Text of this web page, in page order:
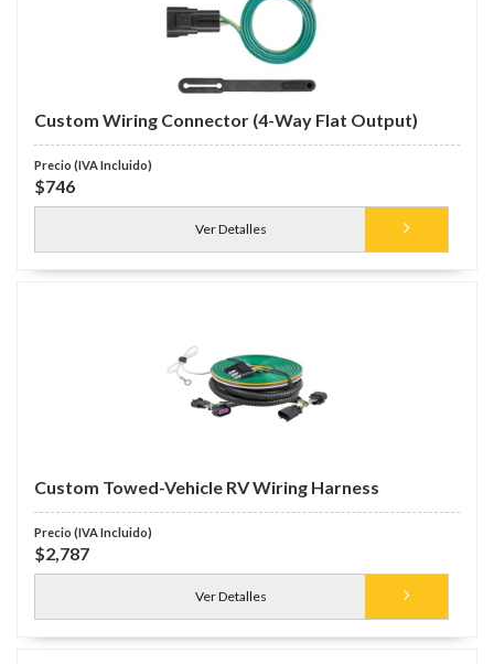
Custom Wiring Connector (4-Way Flat Output)
$746
Ver Detalles
Custom Towed-Vehicle RV Wiring Harness
$2,787
Ver Detalles